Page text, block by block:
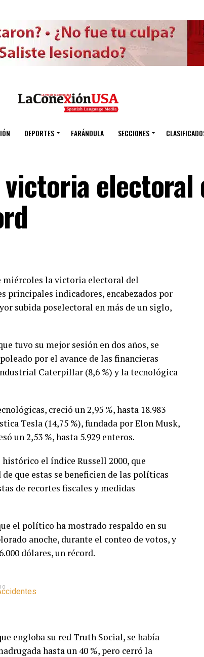
DEPORTES FARÁNDULA SECCIONES
electoral
miércoles la victoria electoral del
principales indicadores, encabezados por
subida poselectoral en más de un siglo,
tuvo su mejor sesión en dos años, se
por el avance de las financieras
Caterpillar (8,6 %) y la tecnológica
creció un 2,95 %, hasta 18.983
Tesla (14,75 %), fundada por Elon Musk,
un 2,53 %, hasta 5.929 enteros.
el índice Russell 2000, que
que estas se beneficien de las políticas
de recortes fiscales y medidas
el político ha mostrado respaldo en su
anoche, durante el conteo de votos, y
dólares, un récord.
engloba su red Truth Social, se había
hasta un 40 %, pero cerró la